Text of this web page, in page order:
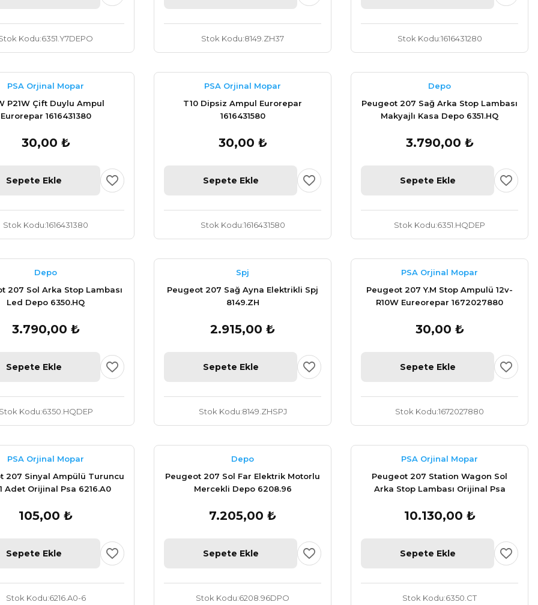
Kodu 6351.Y7DEPO Stok Kodu 8149.ZH37 Stok Kodu 1616431280
PSA Orjinal Mopar
P21W Çift Duylu Ampul
Eurorepar 1616431380
30,00 ₺
Sepete Ekle
Stok Kodu 1616431380
PSA Orjinal Mopar
T10 Dipsiz Ampul Eurorepar
1616431580
30,00 ₺
Sepete Ekle
Stok Kodu 1616431580
Depo
Peugeot 207 Sağ Arka Stop Lambası
Makyajlı Kasa Depo 6351.HQ
3.790,00 ₺
Sepete Ekle
Stok Kodu 6351.HQDEP
Depo
207 Sol Arka Stop Lambası
Led Depo 6350.HQ
3.790,00 ₺
Sepete Ekle
Stok Kodu 6350.HQDEP
Spj
Peugeot 207 Sağ Ayna Elektrikli Spj
8149.ZH
2.915,00 ₺
Sepete Ekle
Stok Kodu 8149.ZHSPJ
PSA Orjinal Mopar
Peugeot 207 Y.M Stop Ampulü 12v-
R10W Eureorepar 1672027880
30,00 ₺
Sepete Ekle
Stok Kodu 1672027880
PSA Orjinal Mopar
207 Sinyal Ampülü Turuncu
1 Adet Orijinal Psa 6216.A0
105,00 ₺
Sepete Ekle
Stok Kodu 6216.A0-6
Depo
Peugeot 207 Sol Far Elektrik Motorlu
Mercekli Depo 6208.96
7.205,00 ₺
Sepete Ekle
Stok Kodu 6208.96DPO
PSA Orjinal Mopar
Peugeot 207 Station Wagon Sol
Arka Stop Lambası Orijinal Psa
10.130,00 ₺
Sepete Ekle
Stok Kodu 6350.CT